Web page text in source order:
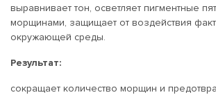
выравнивает тон, осветляет пигментные
морщинами, защищает от воздействия
окружающей среды.
Результат:
сокращает количество морщин и